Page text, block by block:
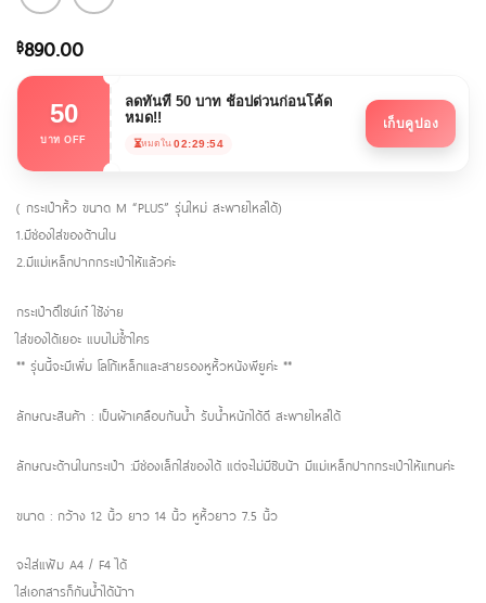
฿890.00
50
บาท OFF
ลดทันที 50 บาท ช้อปด่วนก่อนโค้ด
หมด!!
⏳หมดใน 02:29:54
เก็บคูปอง
( กระเป๋าหิ้ว ขนาด M “PLUS” รุ่นใหม่ สะพายไหล่ได้)
1.มีช่องใส่ของด้านใน
2.มีแม่เหล็กปากกระเป๋าให้แล้วค่ะ
กระเป๋าดีไซน์เก๋ ใช้ง่าย
ใส่ของได้เยอะ แบบไม่ซ้ำใคร
** รุ่นนี้จะมีเพิ่ม โลโก้เหล็กและสายรองหูหิ้วหนังพียูค่ะ **
ลักษณะสินค้า : เป็นผ้าเคลือบกันน้ำ รับน้ำหนักได้ดี สะพายไหล่ได้
ลักษณะด้านในกระเป๋า :มีช่องเล็กใส่ของได้ แต่จะไม่มีซิบน้า มีแม่เหล็กปากกระเป๋าให้แทนค่ะ
ขนาด : กว้าง 12 นิ้ว ยาว 14 นิ้ว หูหิ้วยาว 7.5 นิ้ว
จะใส่แฟ้ม A4 / F4 ได้
ใส่เอกสารก็กันน้ำได้น้าา